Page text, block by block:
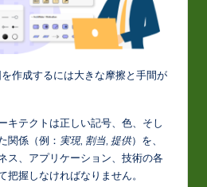
作成するには大きな摩擦と手間が
キテクトは正しい記号、色、そし
関係（例： 実現, 割当 提供）を、
ス、アプリケーション、技術の各
把握しなければなりません。